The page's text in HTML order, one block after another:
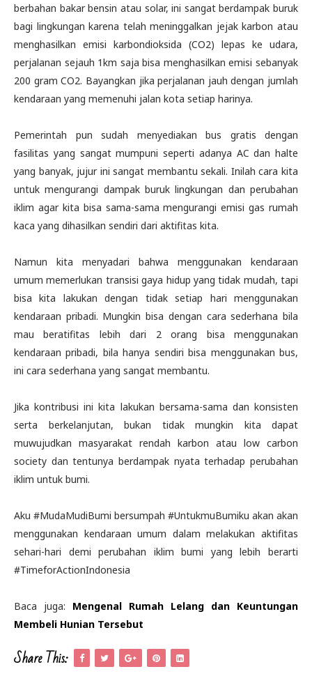
berbahan bakar bensin atau solar, ini sangat berdampak buruk
bagi lingkungan karena telah meninggalkan jejak karbon atau
menghasilkan emisi karbondioksida (CO2) lepas ke udara,
perjalanan sejauh 1km saja bisa menghasilkan emisi sebanyak
200 gram CO2. Bayangkan jika perjalanan jauh dengan jumlah
kendaraan yang memenuhi jalan kota setiap harinya.
Pemerintah pun sudah menyediakan bus gratis dengan
fasilitas yang sangat mumpuni seperti adanya AC dan halte
yang banyak, jujur ini sangat membantu sekali. Inilah cara kita
untuk mengurangi dampak buruk lingkungan dan perubahan
iklim agar kita bisa sama-sama mengurangi emisi gas rumah
kaca yang dihasilkan sendiri dari aktifitas kita.
Namun kita menyadari bahwa menggunakan kendaraan
umum memerlukan transisi gaya hidup yang tidak mudah, tapi
bisa kita lakukan dengan tidak setiap hari menggunakan
kendaraan pribadi. Mungkin bisa dengan cara sederhana bila
mau beratifitas lebih dari 2 orang bisa menggunakan
kendaraan pribadi, bila hanya sendiri bisa menggunakan bus,
ini cara sederhana yang sangat membantu.
Jika kontribusi ini kita lakukan bersama-sama dan konsisten
serta berkelanjutan, bukan tidak mungkin kita dapat
muwujudkan masyarakat rendah karbon atau low carbon
society dan tentunya berdampak nyata terhadap perubahan
iklim untuk bumi.
Aku #MudaMudiBumi bersumpah #UntukmuBumiku akan akan
menggunakan kendaraan umum dalam melakukan aktifitas
sehari-hari demi perubahan iklim bumi yang lebih berarti
#TimeforActionIndonesia
Baca juga: Mengenal Rumah Lelang dan Keuntungan
Membeli Hunian Tersebut
Share This: